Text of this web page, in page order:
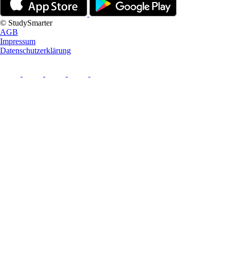
© StudySmarter
AGB
Impressum
Datenschutzerklärung